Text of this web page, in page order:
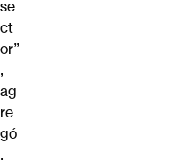
se
ct
or”
,
ag
re
gó
.